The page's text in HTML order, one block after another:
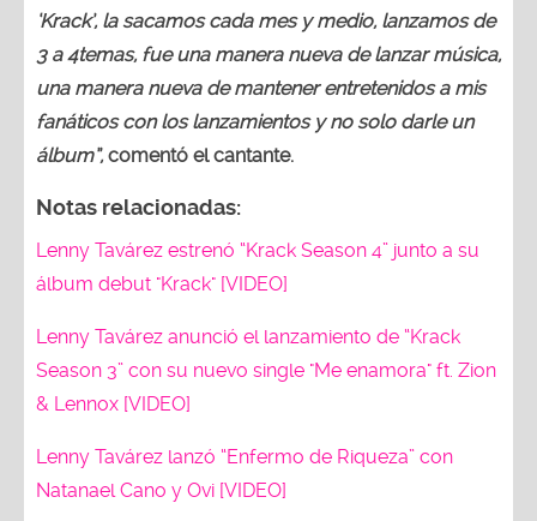
‘Krack’, la sacamos cada mes y medio, lanzamos de
3 a 4temas, fue una manera nueva de lanzar música,
una manera nueva de mantener entretenidos a mis
fanáticos con los lanzamientos y no solo darle un
álbum”, comentó el cantante.
Notas relacionadas:
Lenny Tavárez estrenó “Krack Season 4” junto a su
álbum debut "Krack" [VIDEO]
Lenny Tavárez anunció el lanzamiento de “Krack
Season 3” con su nuevo single "Me enamora" ft. Zion
& Lennox [VIDEO]
Lenny Tavárez lanzó “Enfermo de Riqueza” con
Natanael Cano y Ovi [VIDEO]